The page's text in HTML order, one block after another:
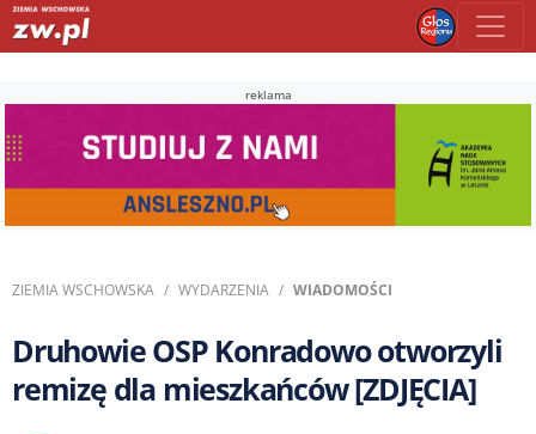
reklama
ZIEMIA WSCHOWSKA WYDARZENIA WIADOMOŚCI
Druhowie OSP Konradowo otworzyli
remizę dla mieszkańców [ZDJĘCIA]